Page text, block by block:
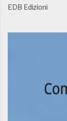
EDB Edizioni